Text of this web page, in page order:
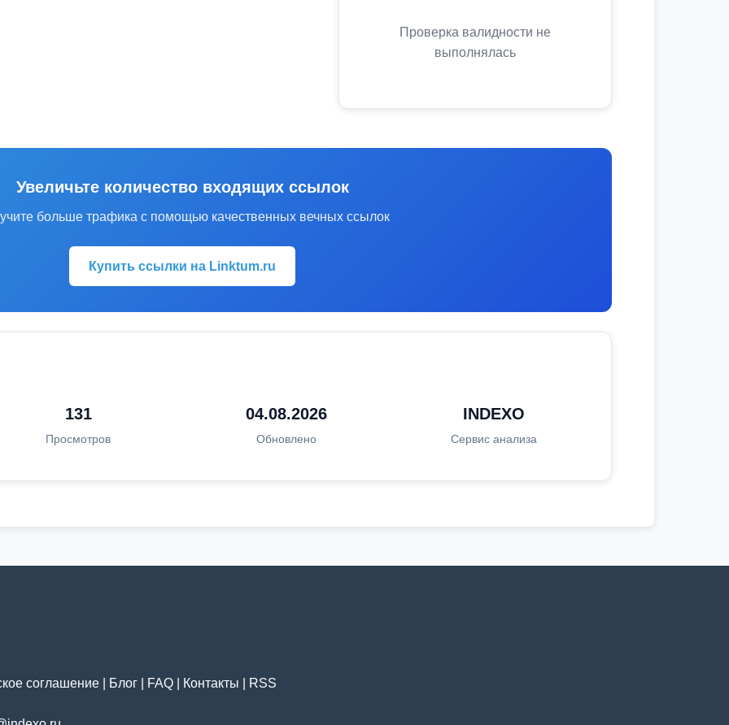
Проверка валидности не
выполнялась
Увеличьте количество входящих ссылок
больше трафика с помощью качественных вечных ссылок
Купить ссылки на Linktum.ru
131
Просмотров
04.08.2026
Обновлено
INDEXO
Сервис анализа
соглашение Блог FAQ Контакты RSS